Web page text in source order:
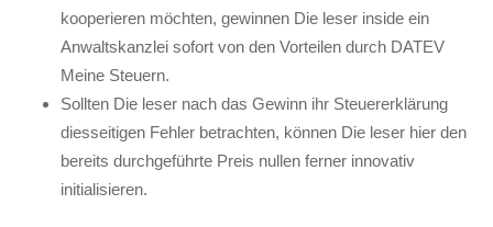
kooperieren möchten, gewinnen Die leser inside ein
Anwaltskanzlei sofort von den Vorteilen durch DATEV
Meine Steuern.
Sollten Die leser nach das Gewinn ihr Steuererklärung
diesseitigen Fehler betrachten, können Die leser hier den
bereits durchgeführte Preis nullen ferner innovativ
initialisieren.